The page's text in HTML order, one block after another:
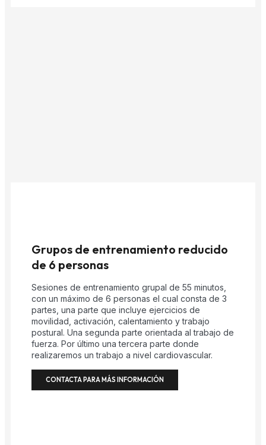
Grupos de entrenamiento reducido
de 6 personas
Sesiones de entrenamiento grupal de 55 minutos,
con un máximo de 6 personas el cual consta de 3
partes, una parte que incluye ejercicios de
movilidad, activación, calentamiento y trabajo
postural. Una segunda parte orientada al trabajo de
fuerza. Por último una tercera parte donde
realizaremos un trabajo a nivel cardiovascular.
CONTACTA PARA MÁS INFORMACIÓN